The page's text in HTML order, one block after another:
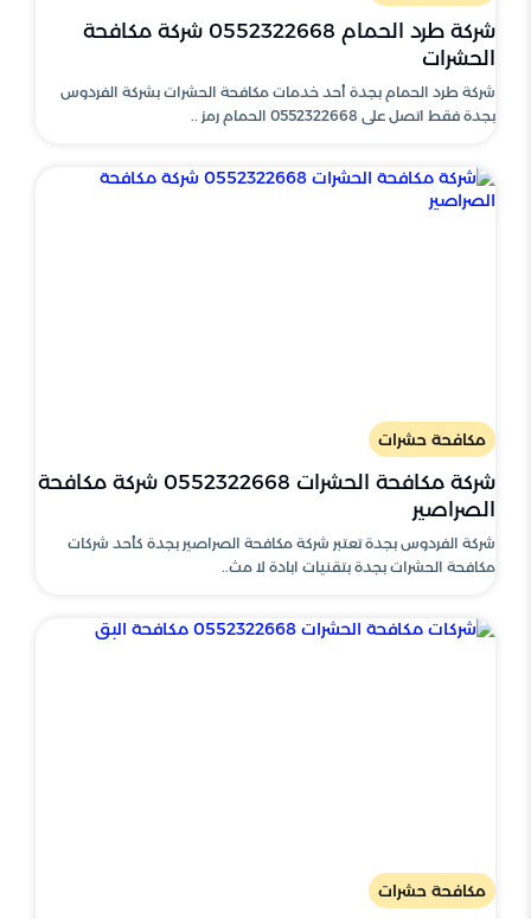
شركة طرد الحمام 0552322668 شركة مكافحة
الحشرات
شركة طرد الحمام بجدة أحد خدمات مكافحة الحشرات بشركة الفردوس
بجدة فقط اتصل على 0552322668 الحمام رمز ..
مكافحة حشرات
شركة مكافحة الحشرات 0552322668 شركة مكافحة
الصراصير
شركة الفردوس بجدة تعتبر شركة مكافحة الصراصير بجدة كأحد شركات
مكافحة الحشرات بجدة بتقنيات ابادة لا مث..
مكافحة حشرات